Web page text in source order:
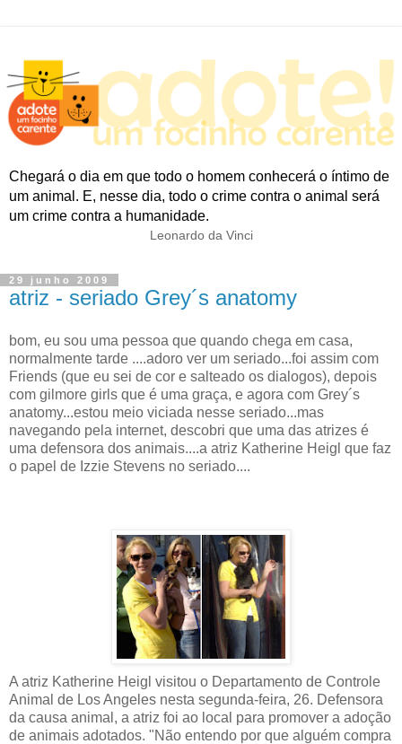
Chegará o dia em que todo o homem conhecerá o íntimo de
um animal. E, nesse dia, todo o crime contra o animal será
um crime contra a humanidade.
Leonardo da Vinci
29 junho 2009
atriz - seriado Grey´s anatomy
bom, eu sou uma pessoa que quando chega em casa,
normalmente tarde ....adoro ver um seriado...foi assim com
Friends (que eu sei de cor e salteado os dialogos), depois
com gilmore girls que é uma graça, e agora com Grey´s
anatomy...estou meio viciada nesse seriado...mas
navegando pela internet, descobri que uma das atrizes é
uma defensora dos animais....a atriz Katherine Heigl que faz
o papel de Izzie Stevens no seriado....
A atriz Katherine Heigl visitou o Departamento de Controle
Animal de Los Angeles nesta segunda-feira, 26. Defensora
da causa animal, a atriz foi ao local para promover a adoção
de animais adotados. "Não entendo por que alguém compra